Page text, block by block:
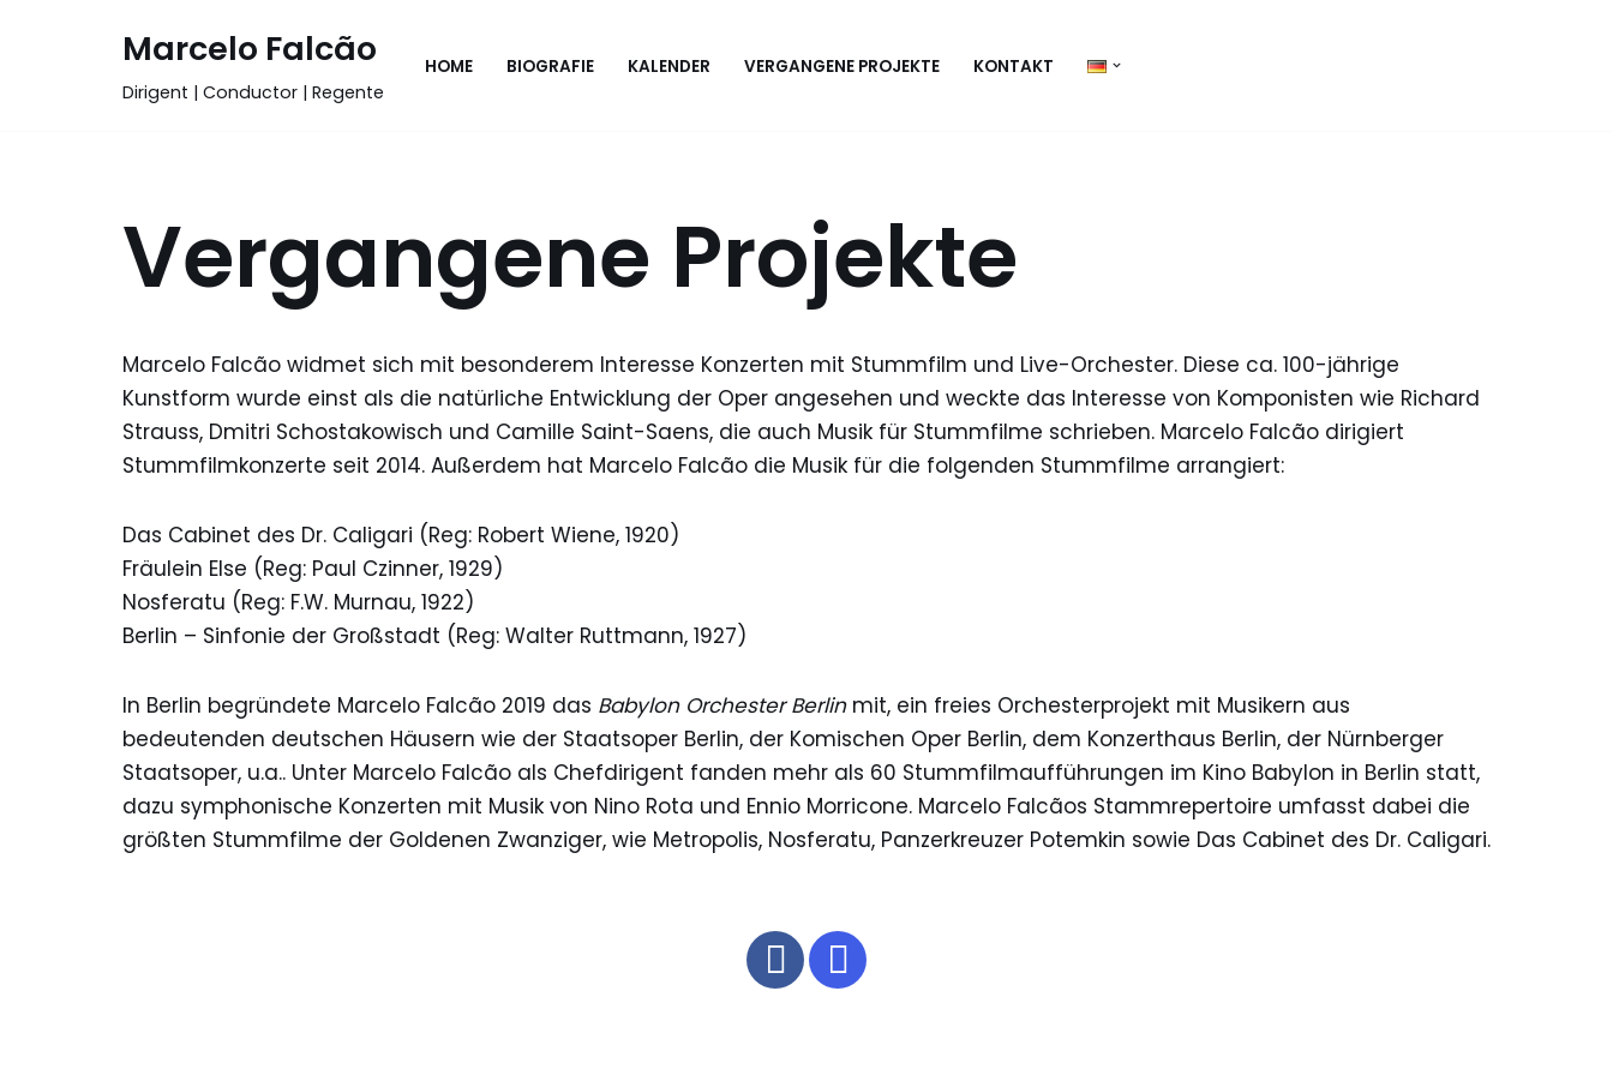
Marcelo Falcão
Dirigent | Conductor | Regente
HOME BIOGRAFIE KALENDER VERGANGENE PROJEKTE KONTAKT
Vergangene Projekte
Marcelo Falcão widmet sich mit besonderem Interesse Konzerten mit Stummfilm und Live-Orchester. Diese ca. 100-jährige
Kunstform wurde einst als die natürliche Entwicklung der Oper angesehen und weckte das Interesse von Komponisten wie Richard
Strauss, Dmitri Schostakowisch und Camille Saint-Saens, die auch Musik für Stummfilme schrieben. Marcelo Falcão dirigiert
Stummfilmkonzerte seit 2014. Außerdem hat Marcelo Falcão die Musik für die folgenden Stummfilme arrangiert:
Das Cabinet des Dr. Caligari (Reg: Robert Wiene, 1920)
Fräulein Else (Reg: Paul Czinner, 1929)
Nosferatu (Reg: F.W. Murnau, 1922)
Berlin – Sinfonie der Großstadt (Reg: Walter Ruttmann, 1927)
In Berlin begründete Marcelo Falcão 2019 das Babylon Orchester Berlinmit, ein freies Orchesterprojekt mit Musikern aus
bedeutenden deutschen Häusern wie der Staatsoper Berlin, der Komischen Oper Berlin, dem Konzerthaus Berlin, der Nürnberger
Staatsoper, u.a.. Unter Marcelo Falcão als Chefdirigent fanden mehr als 60 Stummfilmaufführungen im Kino Babylon in Berlin statt,
dazu symphonische Konzerten mit Musik von Nino Rota und Ennio Morricone. Marcelo Falcãos Stammrepertoire umfasst dabei die
größten Stummfilme der Goldenen Zwanziger, wie Metropolis, Nosferatu, Panzerkreuzer Potemkin sowie Das Cabinet des Dr. Caligari.